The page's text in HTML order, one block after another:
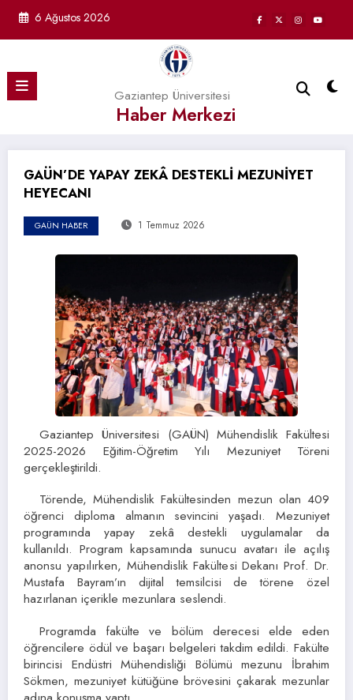
6 Ağustos 2026
Gaziantep Üniversitesi
Haber Merkezi
GAÜN’DE YAPAY ZEKÂ DESTEKLİ MEZUNİYET
HEYECANI
GAÜN HABER 1 Temmuz 2026
Gaziantep Üniversitesi (GAÜN) Mühendislik Fakültesi
2025-2026 Eğitim-Öğretim Yılı Mezuniyet Töreni
gerçekleştirildi.
Törende, Mühendislik Fakültesinden mezun olan 409
öğrenci diploma almanın sevincini yaşadı. Mezuniyet
programında yapay zekâ destekli uygulamalar da
kullanıldı. Program kapsamında sunucu avatarı ile açılış
anonsu yapılırken, Mühendislik Fakültesi Dekanı Prof. Dr.
Mustafa Bayram’ın dijital temsilcisi de törene özel
hazırlanan içerikle mezunlara seslendi.
Programda fakülte ve bölüm derecesi elde eden
öğrencilere ödül ve başarı belgeleri takdim edildi. Fakülte
birincisi Endüstri Mühendisliği Bölümü mezunu İbrahim
Sökmen, mezuniyet kütüğüne brövesini çakarak mezunlar